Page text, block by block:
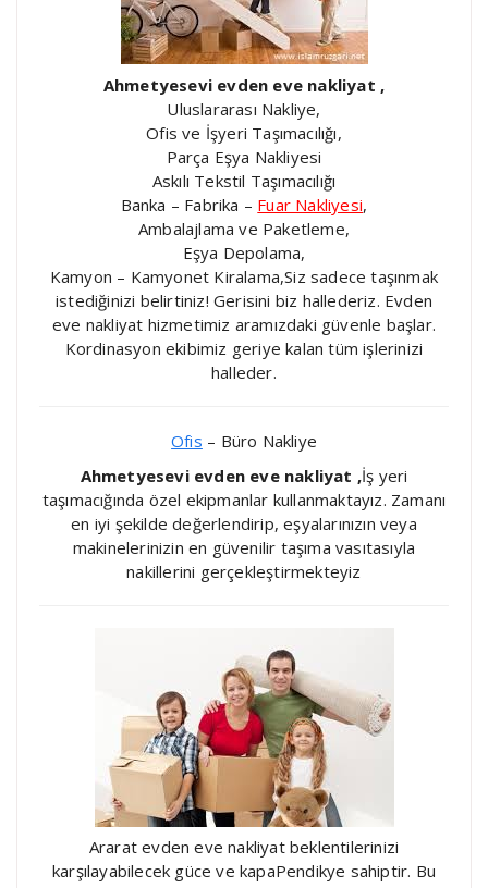
Ahmetyesevi evden eve nakliyat ,
Uluslararası Nakliye,
Ofis ve İşyeri Taşımacılığı,
Parça Eşya Nakliyesi
Askılı Tekstil Taşımacılığı
Banka – Fabrika – Fuar Nakliyesi,
Ambalajlama ve Paketleme,
Eşya Depolama,
Kamyon – Kamyonet Kiralama,Siz sadece taşınmak
istediğinizi belirtiniz! Gerisini biz hallederiz. Evden
eve nakliyat hizmetimiz aramızdaki güvenle başlar.
Kordinasyon ekibimiz geriye kalan tüm işlerinizi
halleder.
Ofis – Büro Nakliye
Ahmetyesevi evden eve nakliyat ,İş yeri
taşımacığında özel ekipmanlar kullanmaktayız. Zamanı
en iyi şekilde değerlendirip, eşyalarınızın veya
makinelerinizin en güvenilir taşıma vasıtasıyla
nakillerini gerçekleştirmekteyiz
Ararat evden eve nakliyat beklentilerinizi
karşılayabilecek güce ve kapaPendikye sahiptir. Bu